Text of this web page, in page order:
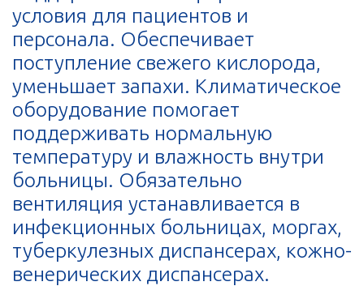
условия для пациентов и
персонала. Обеспечивает
поступление свежего кислорода,
уменьшает запахи. Климатическое
оборудование помогает
поддерживать нормальную
температуру и влажность внутри
больницы. Обязательно
вентиляция устанавливается в
инфекционных больницах, моргах,
туберкулезных диспансерах, кожно-
венерических диспансерах.